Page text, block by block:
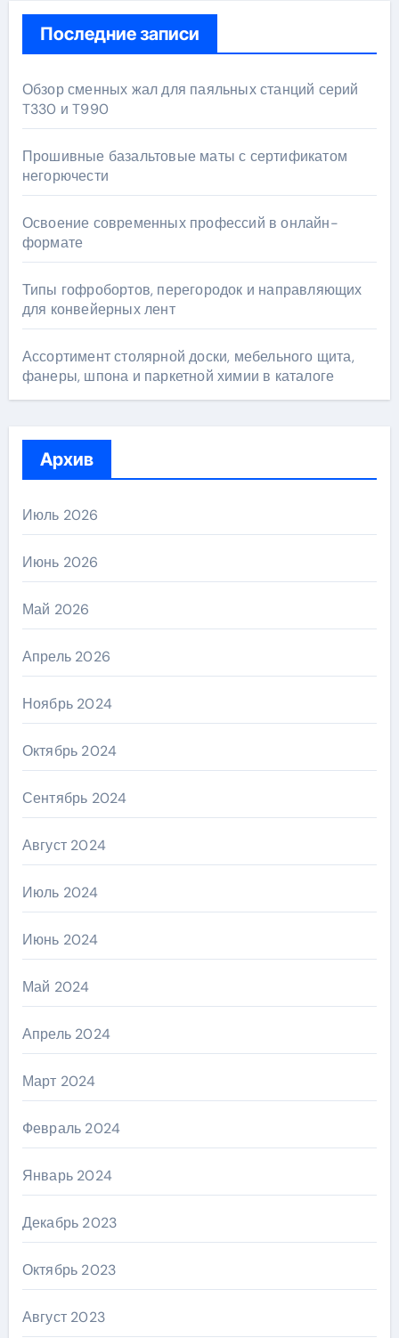
Последние записи
Обзор сменных жал для паяльных станций серий
T330 и T990
Прошивные базальтовые маты с сертификатом
негорючести
Освоение современных профессий в онлайн-
формате
Типы гофробортов, перегородок и направляющих
для конвейерных лент
Ассортимент столярной доски, мебельного щита,
фанеры, шпона и паркетной химии в каталоге
Архив
Июль 2026
Июнь 2026
Май 2026
Апрель 2026
Ноябрь 2024
Октябрь 2024
Сентябрь 2024
Август 2024
Июль 2024
Июнь 2024
Май 2024
Апрель 2024
Март 2024
Февраль 2024
Январь 2024
Декабрь 2023
Октябрь 2023
Август 2023